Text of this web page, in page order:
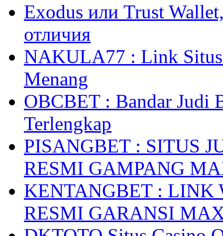
Exodus или Trust
отличия
NAKULA77 : Link Situs
Menang
OBCBET : Bandar Judi
Terlengkap
PISANGBET : SITUS
RESMI GAMPANG
KENTANGBET : LINK
RESMI GARANSI